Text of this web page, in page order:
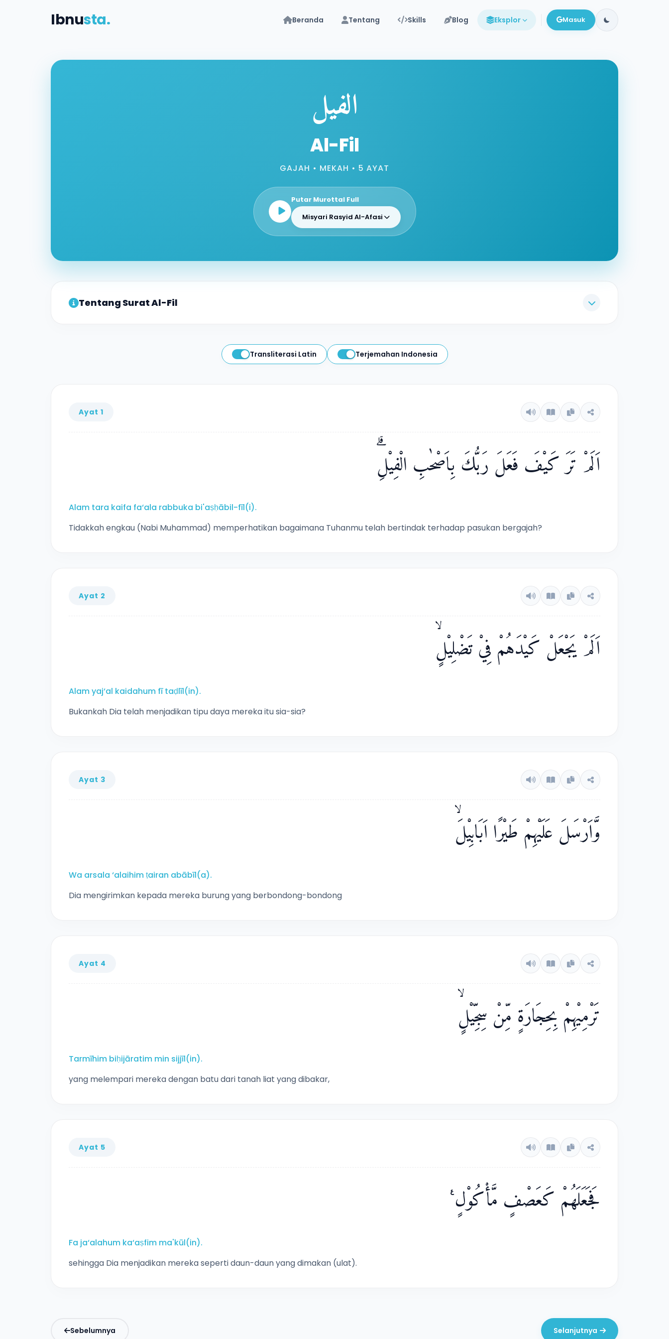
Ibnusta. Beranda Tentang Skills Blog Eksplor Masuk
الفيل
Al-Fil
GAJAH • MEKAH • 5 AYAT
Putar Murottal Full
Misyari Rasyid Al-Afasi
Tentang Surat Al-Fil
yang terdapat pada ayat pertama surat ini, artinyagajah. Surat Al Fiil mengemukakan cerita pasukan bergajah dari Yaman yang dipimpin oleh
Transliterasi Latin Terjemahan Indonesia
Ayat 1
اَلَمْ تَرَ كَيْفَ فَعَلَ رَبُّكَ بِاَصْحٰبِ الْفِيْلِۗ
Alam tara kaifa fa‘ala rabbuka bi'aṣḥābil-fīl(i).
Tidakkah engkau (Nabi Muhammad) memperhatikan bagaimana Tuhanmu telah bertindak terhadap pasukan bergajah?
Ayat 2
اَلَمْ يَجْعَلْ كَيْدَهُمْ فِيْ تَضْلِيْلٍۙ
Alam yaj‘al kaidahum fī taḍlīl(in).
Bukankah Dia telah menjadikan tipu daya mereka itu sia-sia?
Ayat 3
وَّاَرْسَلَ عَلَيْهِمْ طَيْرًا اَبَابِيْلَۙ
Wa arsala ‘alaihim ṭairan abābīl(a).
Dia mengirimkan kepada mereka burung yang berbondong-bondong
Ayat 4
تَرْمِيْهِمْ بِحِجَارَةٍ مِّنْ سِجِّيْلٍۙ
Tarmīhim biḥijāratim min sijjīl(in).
yang melempari mereka dengan batu dari tanah liat yang dibakar,
Ayat 5
فَجَعَلَهُمْ كَعَصْفٍ مَّأْكُوْلٍ ࣖ
Fa ja‘alahum ka‘aṣfim ma'kūl(in).
sehingga Dia menjadikan mereka seperti daun-daun yang dimakan (ulat).
Sebelumnya Selanjutnya